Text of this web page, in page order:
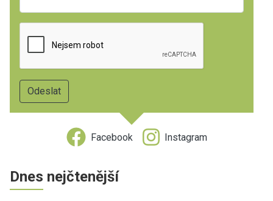
Facebook Instagram
Dnes nejčtenější